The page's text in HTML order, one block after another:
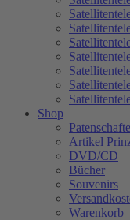
Shop
Artikel
DVD/CD
Bücher
Souvenirs
Warenkorb